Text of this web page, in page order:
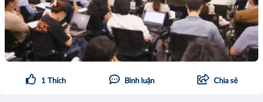
1 Thích Bình luận Chia sẻ